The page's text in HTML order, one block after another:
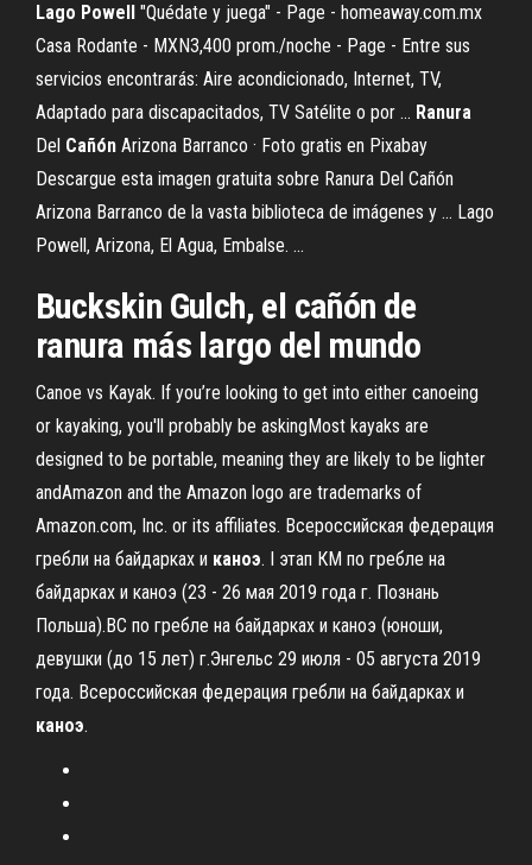
Lago Powell "Quédate y juega" - Page - homeaway.com.mx
Casa Rodante - MXN3,400 prom./noche - Page - Entre sus
servicios encontrarás: Aire acondicionado, Internet, TV,
Adaptado para discapacitados, TV Satélite o por ... Ranura
Del Cañón Arizona Barranco · Foto gratis en Pixabay
Descargue esta imagen gratuita sobre Ranura Del Cañón
Arizona Barranco de la vasta biblioteca de imágenes y ... Lago
Powell, Arizona, El Agua, Embalse. ...
Buckskin Gulch, el cañón de
ranura más largo del mundo
Canoe vs Kayak. If you’re looking to get into either canoeing
or kayaking, you'll probably be askingMost kayaks are
designed to be portable, meaning they are likely to be lighter
andAmazon and the Amazon logo are trademarks of
Amazon.com, Inc. or its affiliates. Всероссийская федерация
гребли на байдарках и каноэ. I этап КМ по гребле на
байдарках и каноэ (23 - 26 мая 2019 года г. Познань
Польша).ВС по гребле на байдарках и каноэ (юноши,
девушки (до 15 лет) г.Энгельс 29 июля - 05 августа 2019
года. Всероссийская федерация гребли на байдарках и
каноэ.